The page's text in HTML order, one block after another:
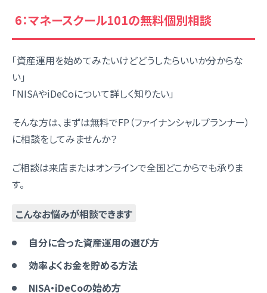
6：マネースクール101の無料個別相談
「資産運用を始めてみたいけどどうしたらいいか分からな
い」
「NISAやiDeCoについて詳しく知りたい」
そんな方は、まずは無料でFP（ファイナンシャルプランナー）
に相談をしてみませんか？
ご相談は来店またはオンラインで全国どこからでも承りま
す。
こんなお悩みが相談できます
自分に合った資産運用の選び方
効率よくお金を貯める方法
NISA・iDeCoの始め方